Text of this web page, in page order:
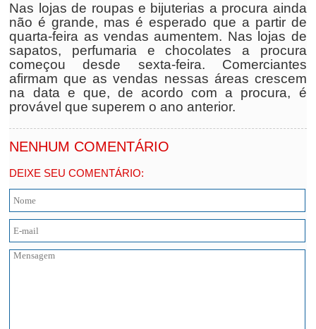
Nas lojas de roupas e bijuterias a procura ainda
não é grande, mas é esperado que a partir de
quarta-feira as vendas aumentem. Nas lojas de
sapatos, perfumaria e chocolates a procura
começou desde sexta-feira. Comerciantes
afirmam que as vendas nessas áreas crescem
na data e que, de acordo com a procura, é
provável que superem o ano anterior.
NENHUM COMENTÁRIO
DEIXE SEU COMENTÁRIO: